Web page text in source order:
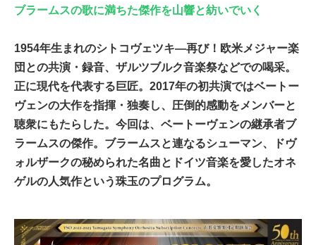
ブラームスの歌に満ちた傑作を山響と紡いでいく
1954年生まれのシトコヴェツキ―再び！欧米メジャー楽
団との共演・録音、ザルツブルク音楽祭などでの喝采。
正に現代を代表する巨匠。2017年の初共演ではベートー
ヴェンの大作を指揮・独奏し、圧倒的感動をメンバーと
聴衆にもたらした。今回は、ベートーヴェンの継承者ブ
ラームスの傑作。ブラームスと連なるシューマン、ドヴ
ォルザークの秘められた名曲とドイツ音楽を愛したオネ
ゲルの人気作という珠玉のプログラム。